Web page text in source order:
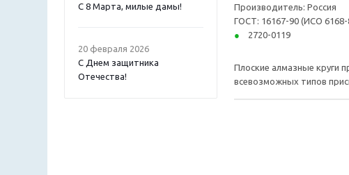
С 8 Марта, милые дамы!
20 февраля 2026
С Днем защитника
Отечества!
Производитель: Россия
ГОСТ: 16167-90 (ИСО 6168-
2720-0119
Плоские алмазные круги
всевозможных типов